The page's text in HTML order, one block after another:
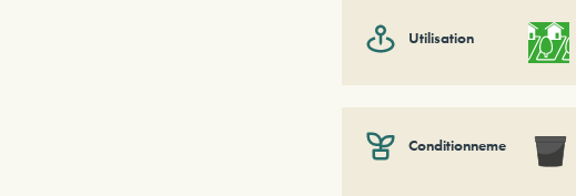
Utilisation
Conditionnement